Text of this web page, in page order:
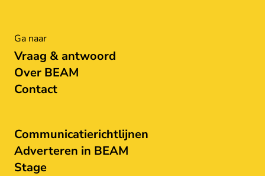
Ga naar
Vraag & antwoord
Over BEAM
Contact
Communicatierichtlijnen
Adverteren in BEAM
Stage